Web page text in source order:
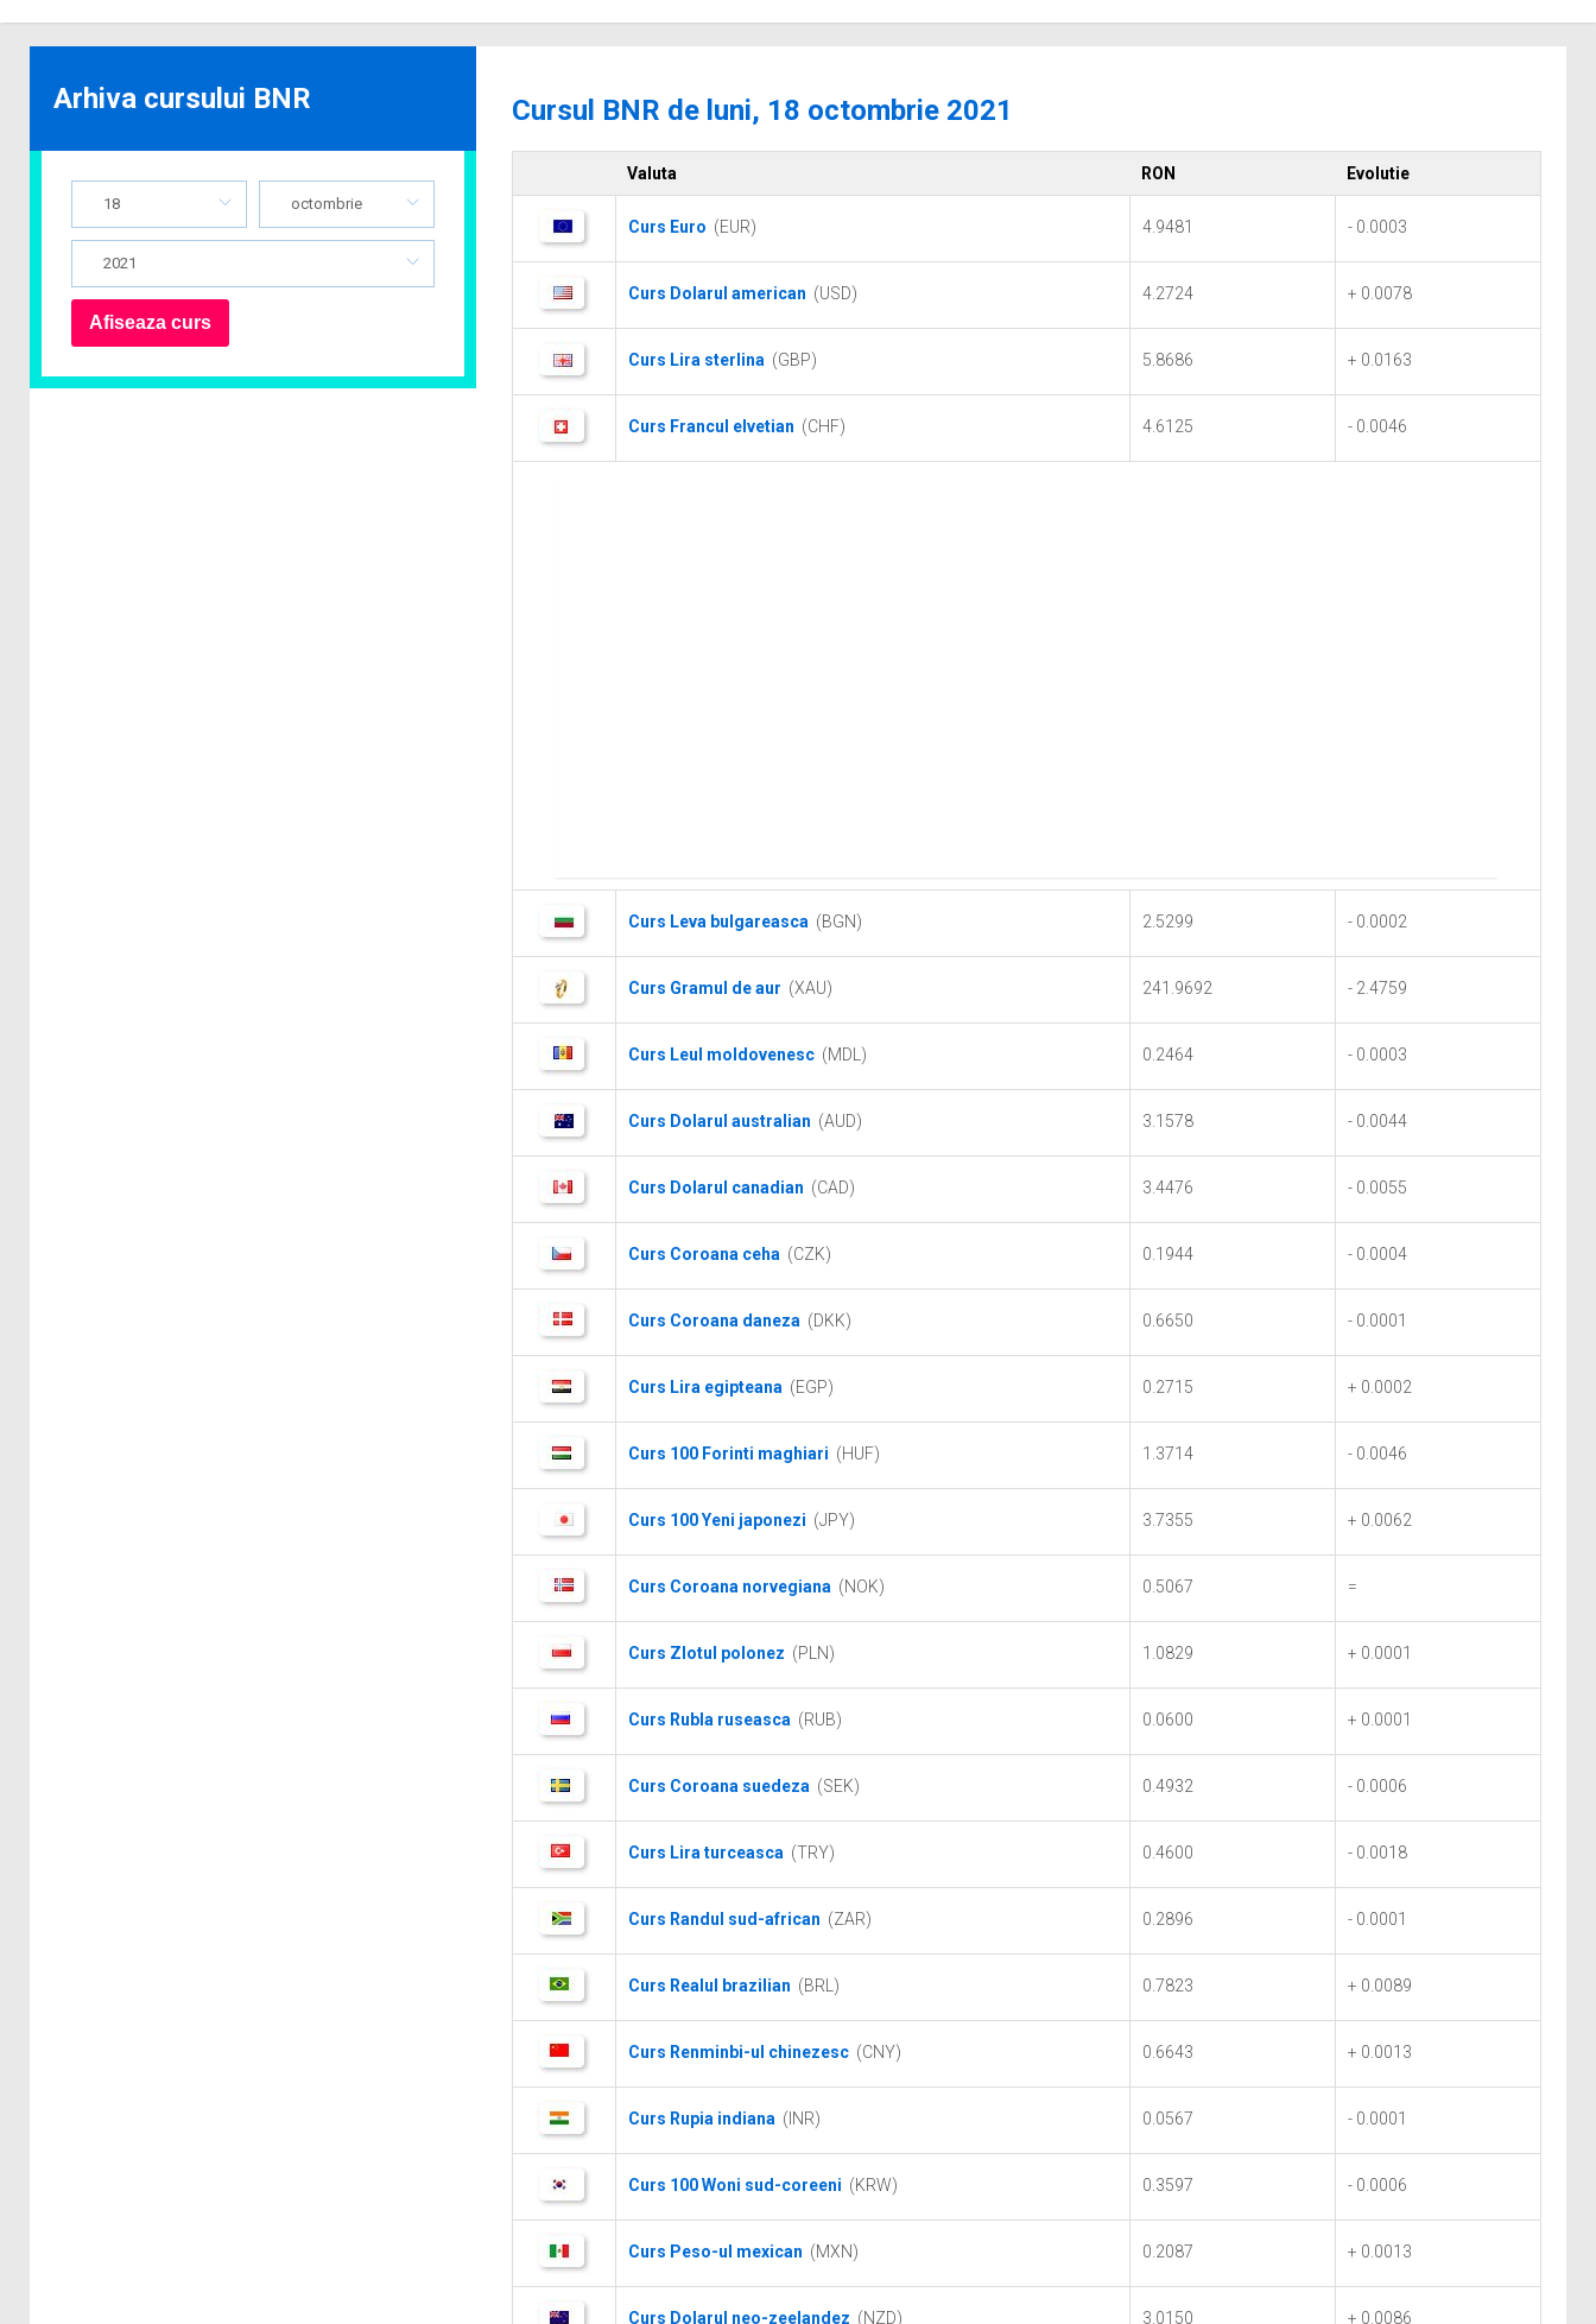
Cursul BNR de luni, 18 octombrie 2021
Valuta RON Evolutie
Curs Euro (EUR) 4.9481 - 0.0003
Curs Dolarul american (USD) 4.2724 + 0.0078
Curs Lira sterlina (GBP) 5.8686 + 0.0163
Curs Francul elvetian (CHF) 4.6125 - 0.0046
Curs Leva bulgareasca (BGN) 2.5299 - 0.0002
Curs Gramul de aur (XAU) 241.9692 - 2.4759
Curs Leul moldovenesc (MDL) 0.2464 - 0.0003
Curs Dolarul australian (AUD) 3.1578 - 0.0044
Curs Dolarul canadian (CAD) 3.4476 - 0.0055
Curs Coroana ceha (CZK) 0.1944 - 0.0004
Curs Coroana daneza (DKK) 0.6650 - 0.0001
Curs Lira egipteana (EGP) 0.2715 + 0.0002
Curs 100 Forinti maghiari (HUF) 1.3714 - 0.0046
Curs 100 Yeni japonezi (JPY) 3.7355 + 0.0062
Curs Coroana norvegiana (NOK) 0.5067 =
Curs Zlotul polonez (PLN) 1.0829 + 0.0001
Curs Rubla ruseasca (RUB) 0.0600 + 0.0001
Curs Coroana suedeza (SEK) 0.4932 - 0.0006
Curs Lira turceasca (TRY) 0.4600 - 0.0018
Curs Randul sud-african (ZAR) 0.2896 - 0.0001
Curs Realul brazilian (BRL) 0.7823 + 0.0089
Curs Renminbi-ul chinezesc (CNY) 0.6643 + 0.0013
Curs Rupia indiana (INR) 0.0567 - 0.0001
Curs 100 Woni sud-coreeni (KRW) 0.3597 - 0.0006
Curs Peso-ul mexican (MXN) 0.2087 + 0.0013
Curs Dolarul neo-zeelandez (NZD) 3.0150 + 0.0086
Arhiva cursului BNR
18 octombrie
2021